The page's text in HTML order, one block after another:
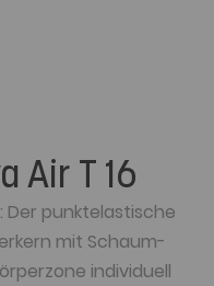
Air T 16
Der punktelastische
mit Schaum-
individuell